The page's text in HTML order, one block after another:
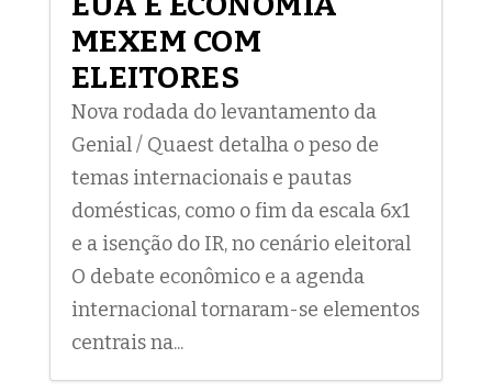
MEXEM COM
ELEITORES
Nova rodada do levantamento da
Genial / Quaest detalha o peso de
temas internacionais e pautas
domésticas, como o fim da escala 6x1
e a isenção do IR, no cenário eleitoral
O debate econômico e a agenda
internacional tornaram-se elementos
centrais na...